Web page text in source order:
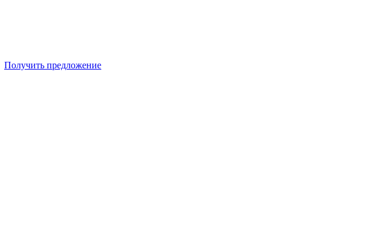
Получить предложение